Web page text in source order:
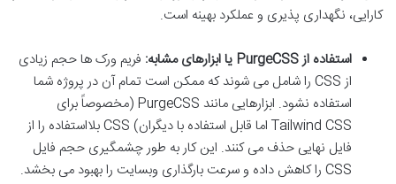
کارایی، نگهداری پذیری و عملکرد بهینه است.
استفاده از PurgeCSS یا ابزارهای مشابه:
فریم ورک ها حجم زیادی
از CSS را شامل می شوند که ممکن است تمام آن در پروژه شما
استفاده نشود. ابزارهایی مانند PurgeCSS (مخصوصاً برای
Tailwind CSS اما قابل استفاده با دیگران) CSS بلااستفاده را از
فایل نهایی حذف می کنند. این کار به طور چشمگیری حجم فایل
CSS را کاهش داده و سرعت بارگذاری وبسایت را بهبود می بخشد.